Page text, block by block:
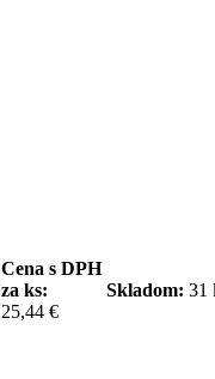
Cena s DPH
za ks:
25,44 €
Skladom: 31